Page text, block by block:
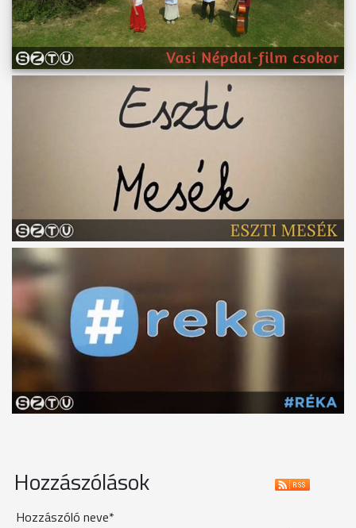
Hozzászólások
Hozzászóló neve*